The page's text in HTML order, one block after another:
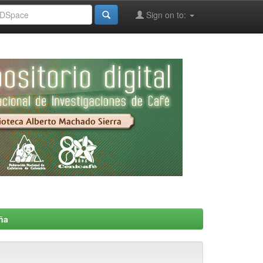
Sign on to: